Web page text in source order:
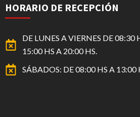
HORARIO DE RECEPCIÓN
DE LUNES A VIERNES DE 08:30
15:00 HS A 20:00 HS.
SÁBADOS: DE 08:00 HS A 13:00